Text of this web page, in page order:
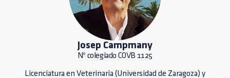
Josep Campmany
Nº colegiado COVB 1125
Licenciatura en Veterinaria (Universidad de Zaragoza) y